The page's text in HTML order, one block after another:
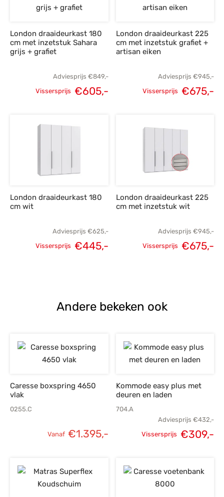
London draaideurkast 180
cm met inzetstuk Sahara
grijs + grafiet
Adviesprijs €849,-
Vissersprijs €605,-
London draaideurkast 225
cm met inzetstuk grafiet +
artisan eiken
Adviesprijs €945,-
Vissersprijs €675,-
London draaideurkast 180
cm wit
Adviesprijs €625,-
Vissersprijs €445,-
London draaideurkast 225
cm met inzetstuk wit
Adviesprijs €945,-
Vissersprijs €675,-
Andere bekeken ook
Caresse boxspring 4650
vlak
0255.C
Vanaf €1.395,-
Kommode easy plus met
deuren en laden
704.A
Adviesprijs €432,-
Vissersprijs €309,-